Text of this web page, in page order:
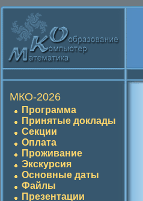
МКО-2026
Программа
Принятые доклады
Секции
Оплата
Проживание
Экскурсия
Основные даты
Файлы
Презентации